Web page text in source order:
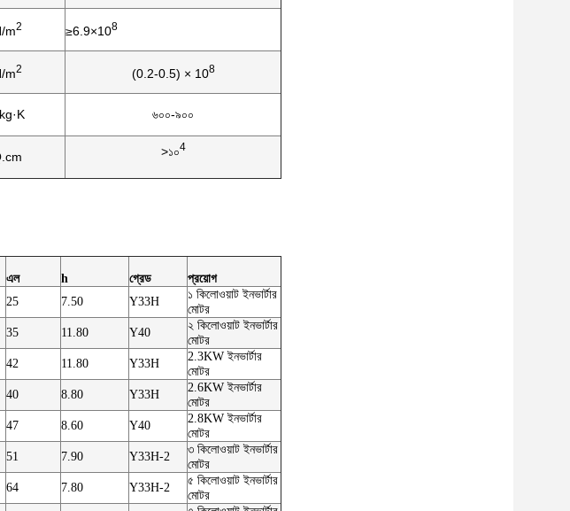
m2 ≥6.9×108
m2 (0.2-0.5) × 108
৬০০-৯০০
>১০4
এল h গ্রেড
প্রয়োগ
25 7.50 Y33H
১ কিলোওয়াট ইনভার্টার
মোটর
35 11.80 Y40
২ কিলোওয়াট ইনভার্টার
মোটর
42 11.80 Y33H
2.3KW ইনভার্টার
মোটর
40 8.80 Y33H
2.6KW ইনভার্টার
মোটর
47 8.60 Y40
2.8KW ইনভার্টার
মোটর
51 7.90 Y33H-2
৩ কিলোওয়াট ইনভার্টার
মোটর
64 7.80 Y33H-2
৫ কিলোওয়াট ইনভার্টার
মোটর